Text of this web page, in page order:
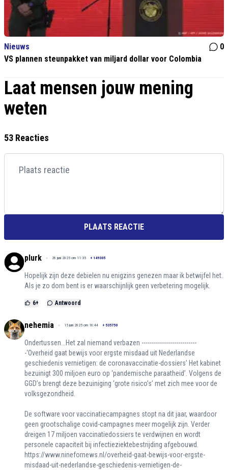
Nieuws
0
VS plannen steunpakket van miljard dollar voor Colombia
Laat mensen jouw mening
weten
53 Reacties
PLAATS REACTIE
plurk 26 juni 2025 om 11:35 + 149305
Hopelijk zijn deze debielen nu enigzins genezen maar ik betwijfel het.
Als je zo dom bent is er waarschijnlijk geen verbetering mogelijk.
6+ Antwoord
nehemia 15 juni 2025 om 16:44 + 535750
Ondertussen...Het zal niemand verbazen ---------------------------
-‘Overheid gaat bewijs voor ergste misdaad uit Nederlandse
geschiedenis vernietigen: de coronavaccinatie-dossiers’ Het kabinet
bezuinigt 300 miljoen euro op ‘pandemische paraatheid’. Volgens de
GGD’s brengt deze bezuiniging ‘grote risico’s’ met zich mee voor de
volksgezondheid.
De software voor vaccinatiecampagnes stopt na dit jaar, waardoor
geen grootschalige covid-campagnes meer mogelijk zijn. Verder
dreigen 17 miljoen vaccinatiedossiers te verdwijnen en wordt
personele capaciteit bij infectieziektebestrijding afgebouwd.
https://www.ninefornews.nl/overheid-gaat-bewijs-voor-ergste-
misdaad-uit-nederlandse-geschiedenis-vernietigen-de-